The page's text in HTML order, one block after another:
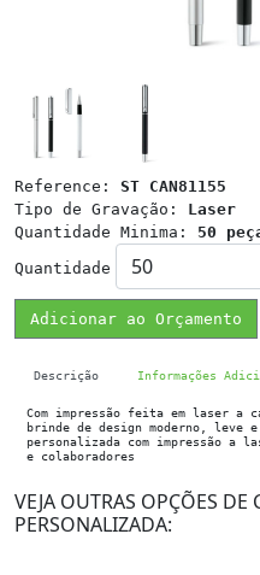
Reference: ST CAN81155
Tipo de Gravação: Laser
Quantidade Minima: 50
Quantidade
Adicionar ao Orçamento
Descrição Informações
Com impressão feita em laser a
brinde de design moderno, leve
personalizada com impressão a
e colaboradores
VEJA OUTRAS OPÇÕES DE
PERSONALIZADA: